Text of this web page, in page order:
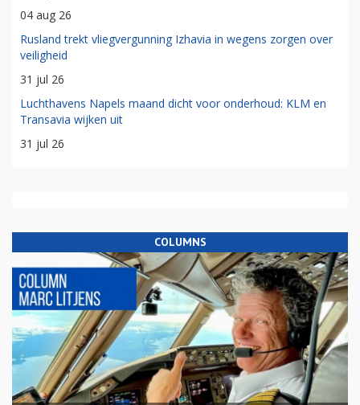
04 aug 26
Rusland trekt vliegvergunning Izhavia in wegens zorgen over
veiligheid
31 jul 26
Luchthavens Napels maand dicht voor onderhoud: KLM en
Transavia wijken uit
31 jul 26
COLUMNS